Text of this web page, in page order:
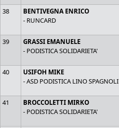
38
BENTIVEGNA ENRICO
- RUNCARD
39
GRASSI EMANUELE
- PODISTICA SOLIDARIETA'
40
USIFOH MIKE
- ASD PODISTICA LINO SPAGNOLI
41
BROCCOLETTI MIRKO
- PODISTICA SOLIDARIETA'